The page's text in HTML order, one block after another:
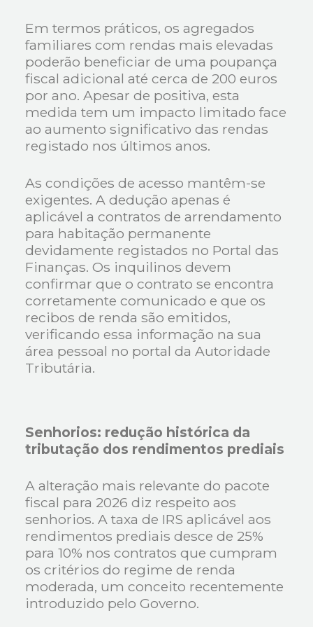
Em termos práticos, os agregados
familiares com rendas mais elevadas
poderão beneficiar de uma poupança
fiscal adicional até cerca de 200 euros
por ano. Apesar de positiva, esta
medida tem um impacto limitado face
ao aumento significativo das rendas
registado nos últimos anos.
As condições de acesso mantêm-se
exigentes. A dedução apenas é
aplicável a contratos de arrendamento
para habitação permanente
devidamente registados no Portal das
Finanças. Os inquilinos devem
confirmar que o contrato se encontra
corretamente comunicado e que os
recibos de renda são emitidos,
verificando essa informação na sua
área pessoal no portal da Autoridade
Tributária.
Senhorios: redução histórica da
tributação dos rendimentos prediais
A alteração mais relevante do pacote
fiscal para 2026 diz respeito aos
senhorios. A taxa de IRS aplicável aos
rendimentos prediais desce de 25%
para 10% nos contratos que cumpram
os critérios do regime de renda
moderada, um conceito recentemente
introduzido pelo Governo.